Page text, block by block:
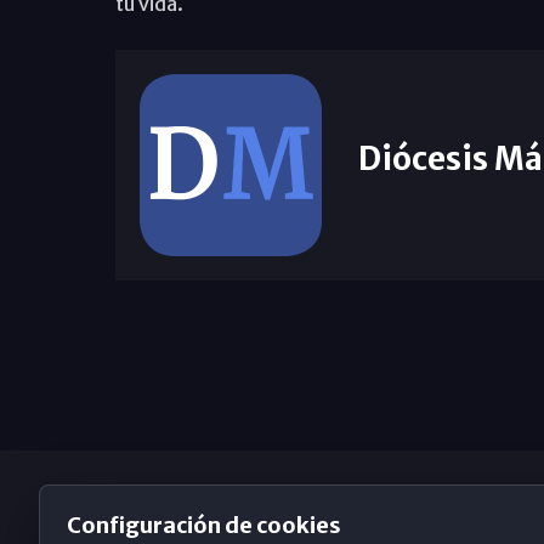
Diócesis
Configuración de cookies